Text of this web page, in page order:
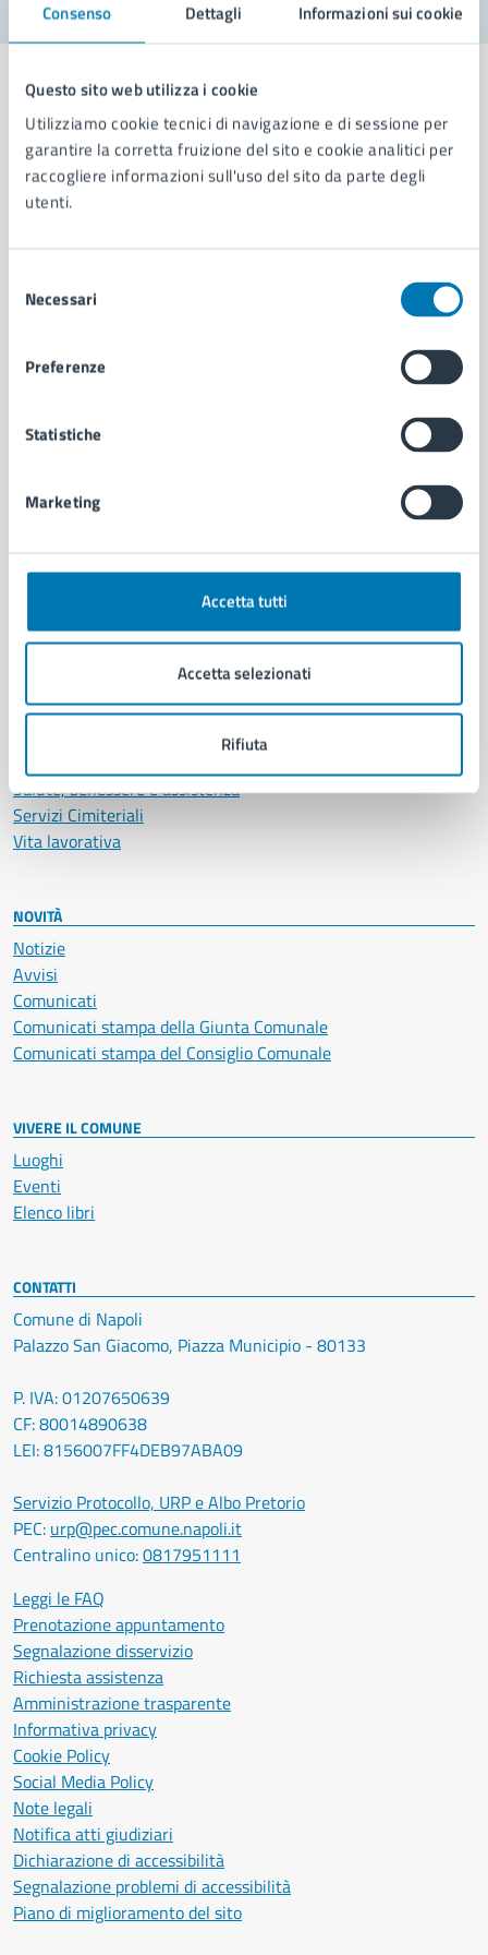
Consenso Dettagli Informazioni sui cookie
Questo sito web utilizza i cookie
Utilizziamo cookie tecnici di navigazione e di sessione per
garantire la corretta fruizione del sito e cookie analitici per
raccogliere informazioni sull'uso del sito da parte degli
utenti.
delNecessari
Preferenze
Statistiche
Marketing
Accetta tutti
Accetta selezionati
Rifiuta
Comune di Napoli
Organi di governo
Enti e fondazioni
Documenti e dati
Ambiente
Autorizzazioni
Documenti e certificati
Educazione e formazione
Giustizia e sicurezza pubblica
Salute, benessere e assistenza
Servizi Cimiteriali
Vita lavorativa
NOVITÀ
Notizie
Avvisi
Comunicati
Comunicati stampa della Giunta Comunale
Comunicati stampa del Consiglio Comunale
VIVERE IL COMUNE
Luoghi
Eventi
Elenco libri
CONTATTI
Comune di Napoli
Palazzo San Giacomo, Piazza Municipio - 80133
P. IVA: 01207650639
CF: 80014890638
LEI: 8156007FF4DEB97ABA09
Servizio Protocollo, URP e Albo Pretorio
PEC: urp@pec.comune.napoli.it
Centralino unico:0817951111
Leggi le FAQ
Prenotazione appuntamento
Segnalazione disservizio
Richiesta assistenza
Amministrazione trasparente
Informativa privacy
Cookie Policy
Social Media Policy
Note legali
Notifica atti giudiziari
Dichiarazione di accessibilità
Segnalazione problemi di accessibilità
Piano di miglioramento del sito